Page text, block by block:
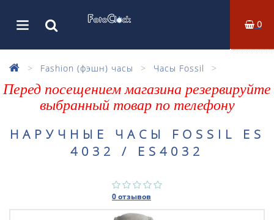
0
Fashion (фэшн) часы Часы Fossil
Перед посещением магазина резервируйте
выбранный товар по телефону
НАРУЧНЫЕ ЧАСЫ FOSSIL ES
4032 / ES4032
0 отзывов